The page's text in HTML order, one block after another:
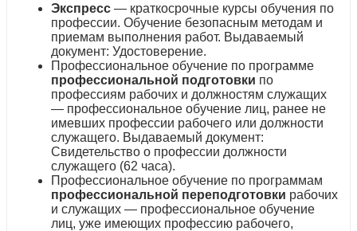
Экспресс — краткосрочные курсы обучения по
профессии. Обучение безопасным методам и
приемам выполнения работ. Выдаваемый
документ: Удостоверение.
Профессиональное обучение по программе
профессиональной подготовки по
профессиям рабочих и должностям служащих
— профессиональное обучение лиц, ранее не
имевших профессии рабочего или должности
служащего. Выдаваемый документ:
Свидетельство о профессии должности
служащего (62 часа).
Профессиональное обучение по программам
профессиональной переподготовки рабочих
и служащих — профессиональное обучение
лиц, уже имеющих профессию рабочего,